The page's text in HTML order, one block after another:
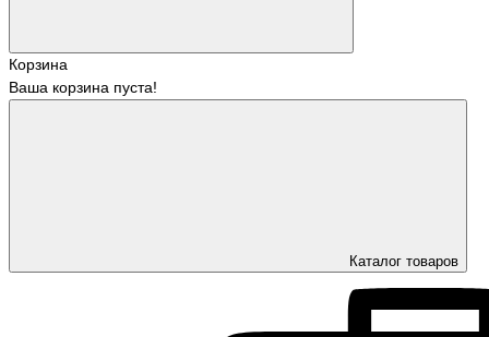
Корзина
Ваша корзина пуста!
Каталог товаров